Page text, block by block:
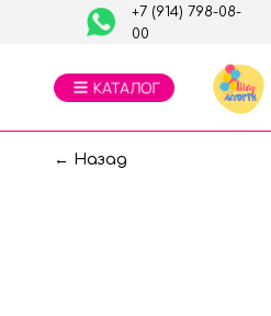
+7 (914) 798-08-
00
← Назад